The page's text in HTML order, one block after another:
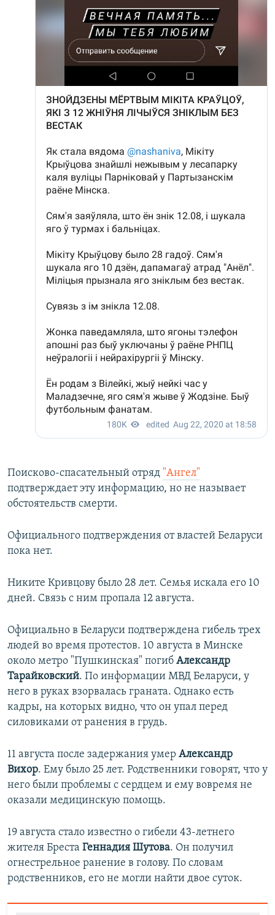
Поисково-спасательный отряд "Ангел"
подтверждает эту информацию, но не называет
обстоятельств смерти.
Официального подтверждения от властей Беларуси
пока нет.
Никите Кривцову было 28 лет. Семья искала его 10
дней. Связь с ним пропала 12 августа.
Официально в Беларуси подтверждена гибель трех
людей во время протестов. 10 августа в Минске
около метро "Пушкинская" погиб Александр
Тарайковский. По информации МВД Беларуси, у
него в руках взорвалась граната. Однако есть
кадры, на которых видно, что он упал перед
силовиками от ранения в грудь.
11 августа после задержания умер Александр
Вихор. Ему было 25 лет. Родственники говорят, что у
него были проблемы с сердцем и ему вовремя не
оказали медицинскую помощь.
19 августа стало известно о гибели 43-летнего
жителя Бреста Геннадия Шутова. Он получил
огнестрельное ранение в голову. По словам
родственников, его не могли найти двое суток.